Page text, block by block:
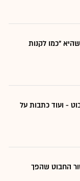
"כמו לקנות
- ועוד כתבות על
החבוט שהפך